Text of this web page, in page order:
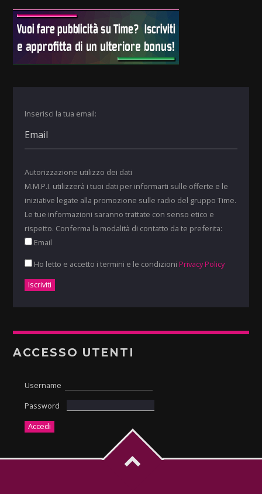
Inserisci la tua email:
Autorizzazione utilizzo dei dati
M.M.P.I. utilizzerà i tuoi dati per informarti sulle offerte e le
iniziative legate alla promozione sulle radio del gruppo Time.
Le tue informazioni saranno trattate con senso etico e
rispetto. Conferma la modalità di contatto da te preferita:
Email
Ho letto e accetto i termini e le condizioni Privacy Policy
ACCESSO UTENTI
Username
Password